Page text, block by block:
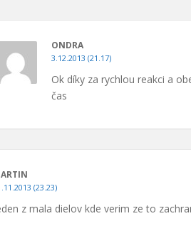
ONDRA
3.12.2013 (21.17)
Ok díky za rychlou reakci a
čas
(23.23)
z mala dielov kde verim ze to